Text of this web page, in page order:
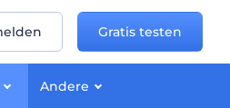
Andere
Gratis testen